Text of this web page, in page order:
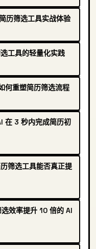
历筛选工具实战体验
工具的轻量化实践
重塑简历筛选流程
在 3 秒内完成简历初
筛选工具能否真正提
效率提升 10 倍的 AI